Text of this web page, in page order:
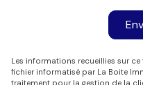
Les informations recueillies sur
fichier informatisé par La Boite
traitement pour la gestion de la